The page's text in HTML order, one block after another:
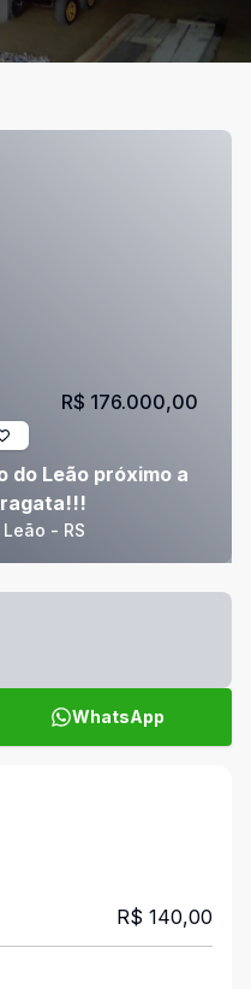
do Leão próximo a
- RS
R$ 176.000,00
WhatsApp
R$ 140,00